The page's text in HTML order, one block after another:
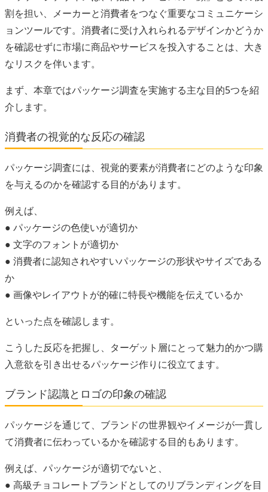
割を担い、メーカーと消費者をつなぐ重要なコミュニケーシ
ョンツールです。消費者に受け入れられるデザインかどうか
を確認せずに市場に商品やサービスを投入することは、大き
なリスクを伴います。
まず、本章ではパッケージ調査を実施する主な目的5つを紹
介します。
消費者の視覚的な反応の確認
パッケージ調査には、視覚的要素が消費者にどのような印象
を与えるのかを確認する目的があります。
例えば、
● パッケージの色使いが適切か
● 文字のフォントが適切か
● 消費者に認知されやすいパッケージの形状やサイズである
か
● 画像やレイアウトが的確に特長や機能を伝えているか
といった点を確認します。
こうした反応を把握し、ターゲット層にとって魅力的かつ購
入意欲を引き出せるパッケージ作りに役立てます。
ブランド認識とロゴの印象の確認
パッケージを通じて、ブランドの世界観やイメージが一貫し
て消費者に伝わっているかを確認する目的もあります。
例えば、パッケージが適切でないと、
● 高級チョコレートブランドとしてのリブランディングを目